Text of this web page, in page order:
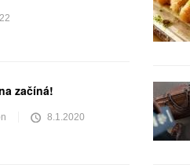
začíná!
8.1.2020